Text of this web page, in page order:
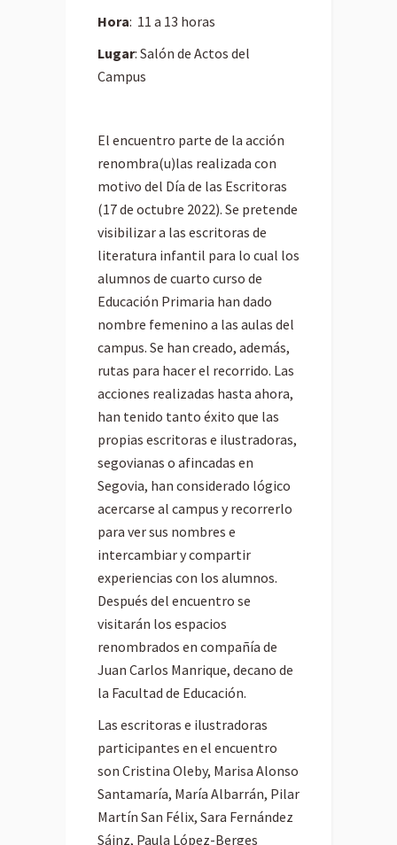
Hora: 11 a 13 horas
Lugar: Salón de Actos del
Campus
El encuentro parte de la acción
renombra(u)las realizada con
motivo del Día de las Escritoras
(17 de octubre 2022). Se pretende
visibilizar a las escritoras de
literatura infantil para lo cual los
alumnos de cuarto curso de
Educación Primaria han dado
nombre femenino a las aulas del
campus. Se han creado, además,
rutas para hacer el recorrido. Las
acciones realizadas hasta ahora,
han tenido tanto éxito que las
propias escritoras e ilustradoras,
segovianas o afincadas en
Segovia, han considerado lógico
acercarse al campus y recorrerlo
para ver sus nombres e
intercambiar y compartir
experiencias con los alumnos.
Después del encuentro se
visitarán los espacios
renombrados en compañía de
Juan Carlos Manrique, decano de
la Facultad de Educación.
Las escritoras e ilustradoras
participantes en el encuentro
son Cristina Oleby, Marisa Alonso
Santamaría, María Albarrán, Pilar
Martín San Félix, Sara Fernández
Sáinz, Paula López-Berges